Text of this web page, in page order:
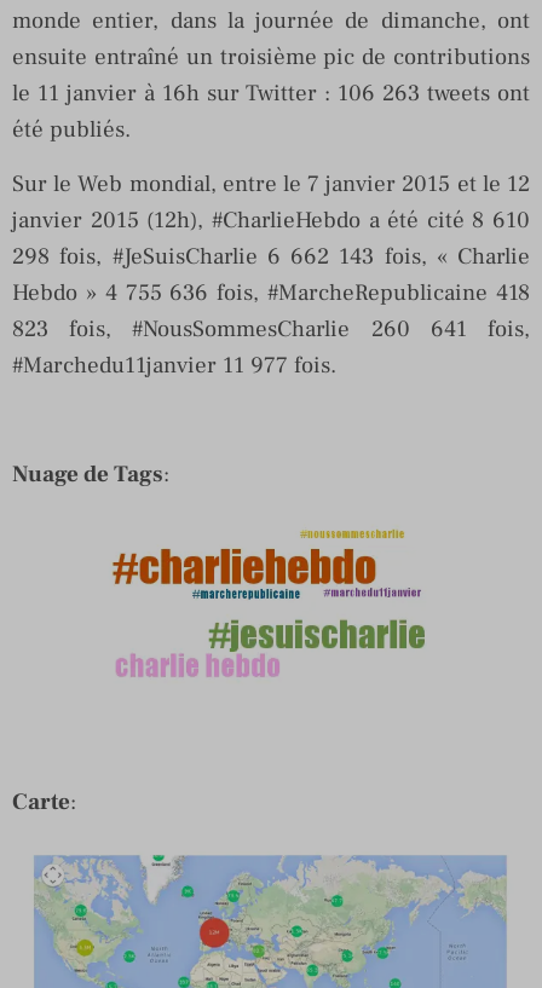
monde entier, dans la journée de dimanche, ont
ensuite entraîné un troisième pic de contributions
le 11 janvier à 16h sur Twitter : 106 263 tweets ont
été publiés.
Sur le Web mondial, entre le 7 janvier 2015 et le 12
janvier 2015 (12h), #CharlieHebdo a été cité 8 610
298 fois, #JeSuisCharlie 6 662 143 fois, « Charlie
Hebdo » 4 755 636 fois, #MarcheRepublicaine 418
823 fois, #NousSommesCharlie 260 641 fois,
#Marchedu11janvier 11 977 fois.
Nuage de Tags:
Carte: